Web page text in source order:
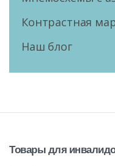
Контрастная
Наш блог
Товарыдля